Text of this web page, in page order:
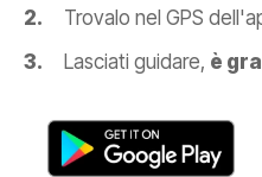
Trovalo nel GPS
Lasciati guidare, è